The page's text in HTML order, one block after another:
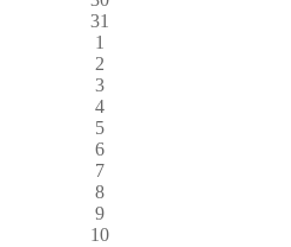
31
1
2
3
4
5
6
7
8
9
10